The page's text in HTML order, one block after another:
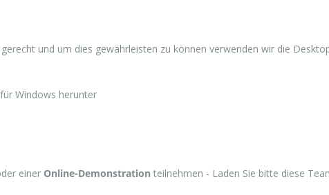
und um dies gewährleisten zu können verwenden wir die
Windows herunter
einer Online-Demonstration teilnehmen - Laden Sie bitte diese